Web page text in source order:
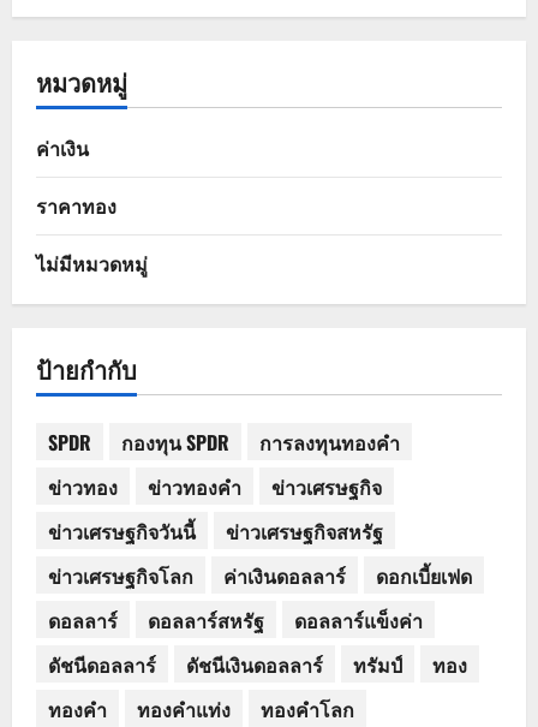
หมวดหมู่
ค่าเงิน
ราคาทอง
ไม่มีหมวดหมู่
ป้ายกำกับ
SPDR กองทุน SPDR
การลงทุนทองคำ
ข่าวทอง
ข่าวทองคำ
ข่าวเศรษฐกิจ
ข่าวเศรษฐกิจวันนี้
ข่าวเศรษฐกิจสหรัฐ
ข่าวเศรษฐกิจโลก
ค่าเงินดอลลาร์
ดอกเบี้ยเฟด
ดอลลาร์
ดอลลาร์สหรัฐ
ดอลลาร์แข็งค่า
ดัชนีดอลลาร์
ดัชนีเงินดอลลาร์ ทรัมป์
ทอง
ทองคำ
ทองคำแท่ง
ทองคำโลก